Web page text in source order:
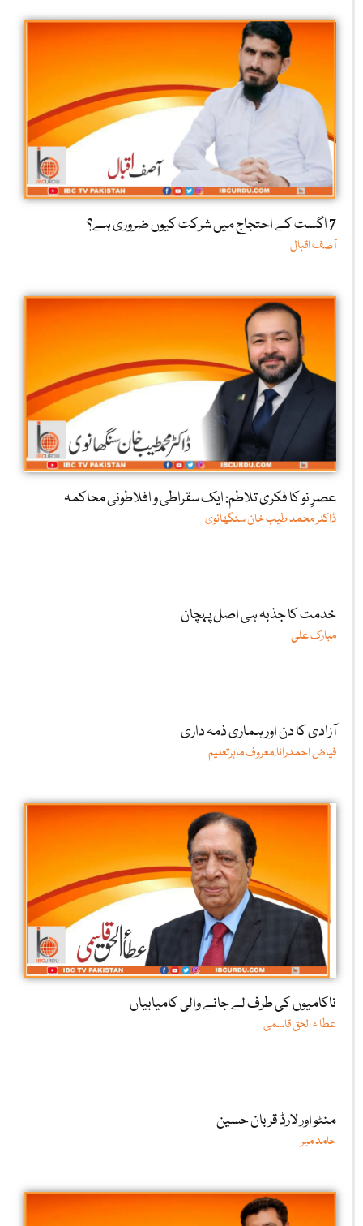
7 اگست کے احتجاج میں شرکت کیوں ضروری ہے؟
آصف اقبال
عصرِ نو کا فکری تلاطم: ایک سقراطی و افلاطونی محاکمہ
ڈاکٹر محمد طیب خان سنگھانوی
خدمت کا جذبہ ہی اصل پہچان
مبارک علی
آزادی کا دن اور ہماری ذمہ داری
فیاض احمدرانا،معروف ماہرتعلیم
ناکامیوں کی طرف لے جانے والی کامیابیاں
عطا ء الحق قاسمی
منٹو اور لارڈ قربان حسین
حامد میر